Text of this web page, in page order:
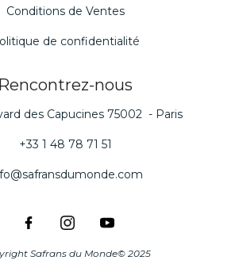
Conditions de Ventes
de confidentialité
Rencontrez-nous
des Capucines 75002 - Paris
+33 1 48 78 71 51
Safrans du Monde© 2025